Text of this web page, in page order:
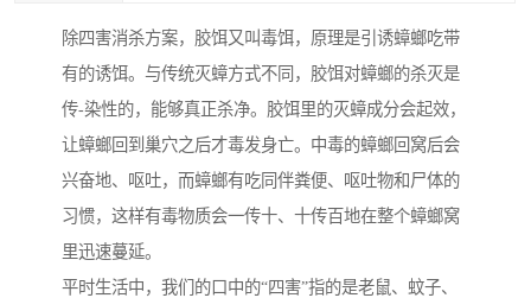
除四害消杀方案，胶饵又叫毒饵，原理是引诱蟑螂吃带
有的诱饵。与传统灭蟑方式不同，胶饵对蟑螂的杀灭是
传-染性的，能够真正杀净。胶饵里的灭蟑成分会起效，
让蟑螂回到巢穴之后才毒发身亡。中毒的蟑螂回窝后会
兴奋地、呕吐，而蟑螂有吃同伴粪便、呕吐物和尸体的
习惯，这样有毒物质会一传十、十传百地在整个蟑螂窝
里迅速蔓延。
平时生活中，我们的口中的“四害”指的是老鼠、蚊子、